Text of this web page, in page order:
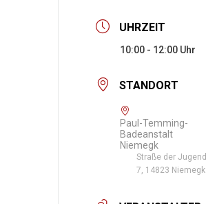
UHRZEIT
10:00 - 12:00
STANDORT
Paul-Temming-
Badeanstalt
Niemegk
Straße der Jugend
7, 14823 Niemegk